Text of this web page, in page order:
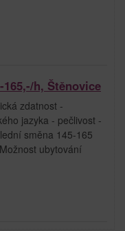
h, Štěnovice
zdatnost -
jazyka - pečlivost -
směna 145-165
ubytování